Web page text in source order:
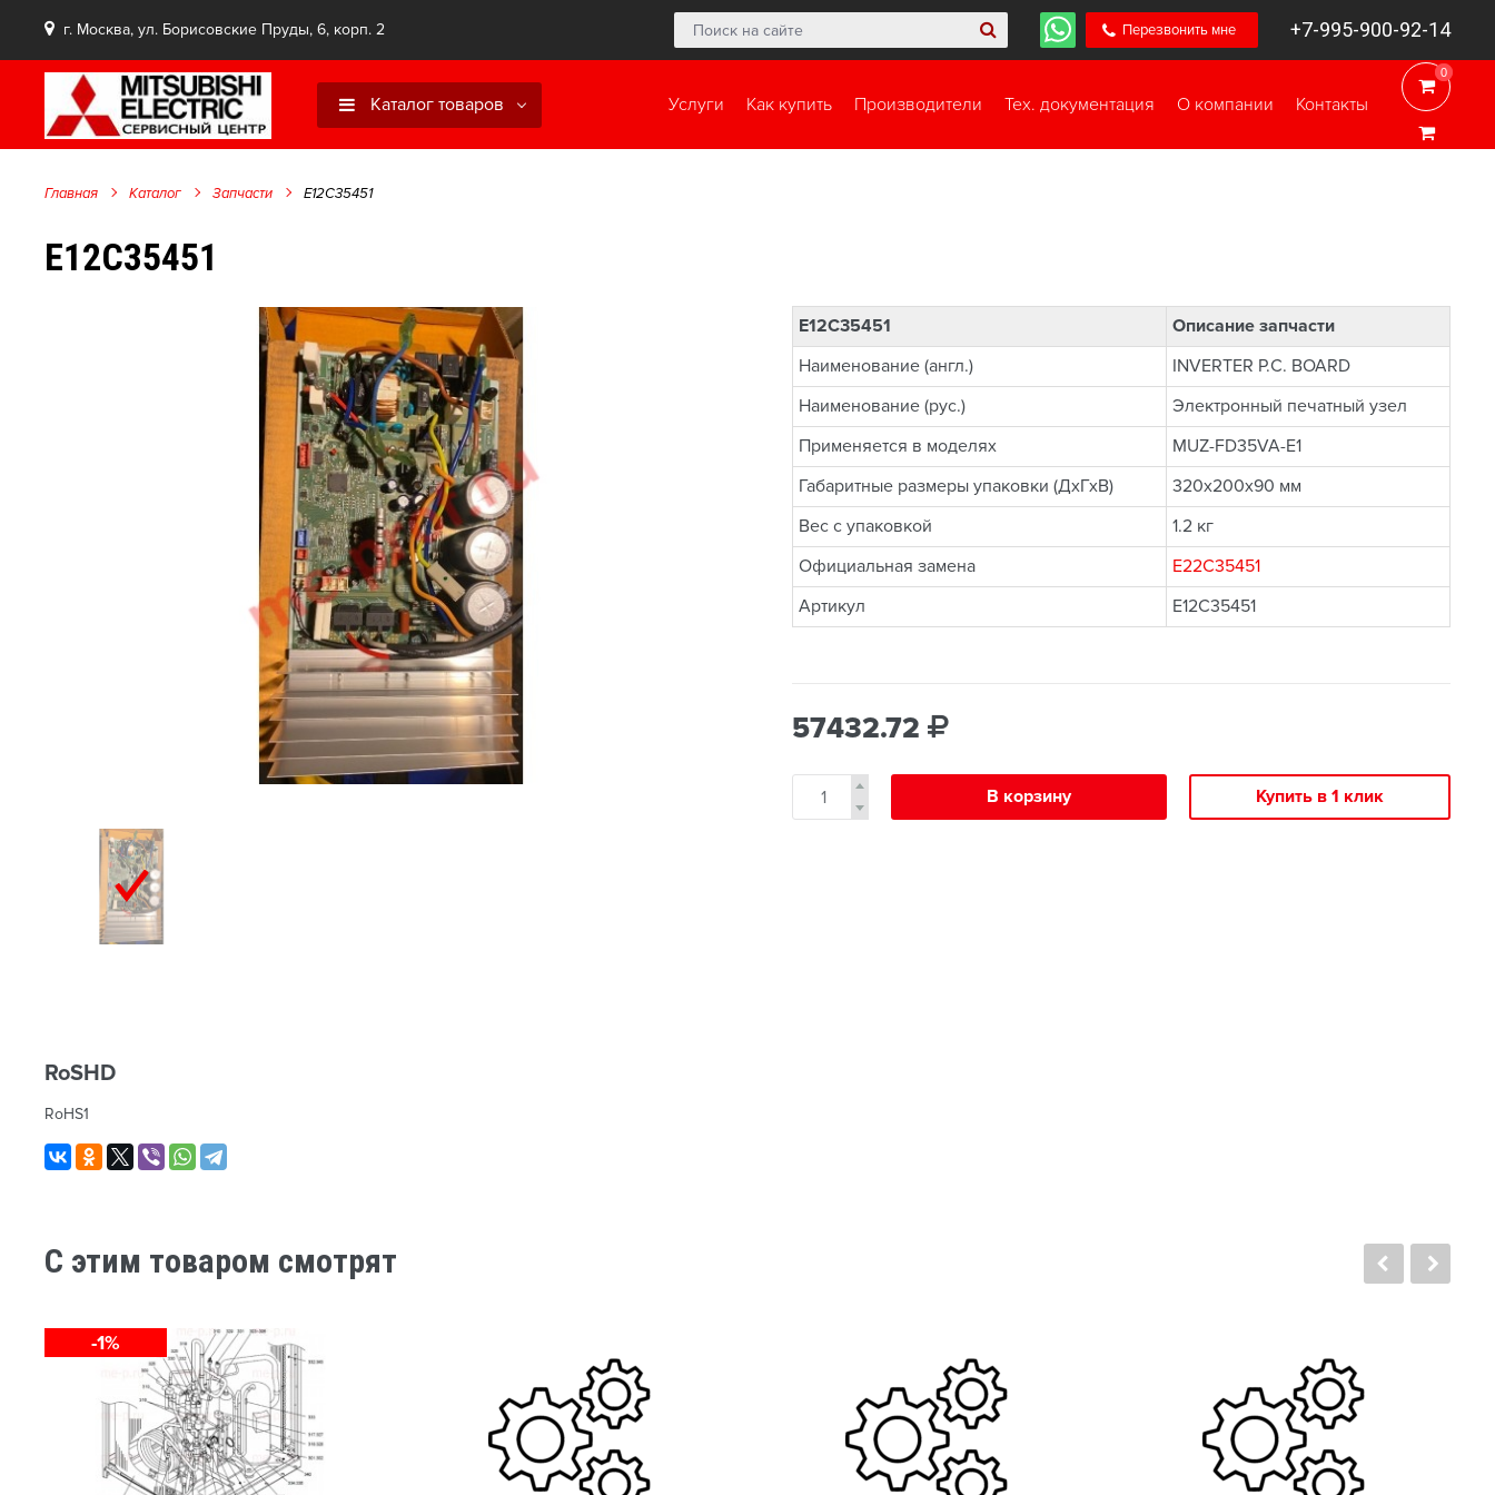
г. Москва, ул. Борисовские Пруды, 6, корп. 2 Перезвонить мне +7-995-900-92-14
0
0
Услуги Как купить Производители Тех. документация О компании Контакты
Каталог товаров
Главная Каталог Запчасти E12C35451
E12C35451
E12C35451
Описание запчасти
Наименование (англ.)
INVERTER P.C. BOARD
Наименование (рус.)
Электронный печатный узел
Применяется в моделях
MUZ-FD35VA-E1
Габаритные размеры упаковки (ДхГхВ)
320x200x90 мм
Вес с упаковкой
1.2 кг
Официальная замена
E22C35451
Артикул
E12C35451
57432.72
В корзину Купить в 1 клик
RoSHD
RoHS1
C этим товаром смотрят
-1%